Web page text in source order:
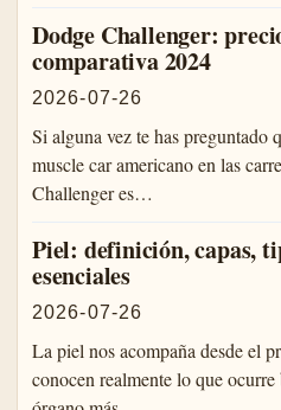
Dodge Challenger:
comparativa 2024
2026-07-26
Si alguna vez te has preguntado
muscle car americano en las
Challenger es…
Piel: definición, capas,
esenciales
2026-07-26
La piel nos acompaña desde el
conocen realmente lo que